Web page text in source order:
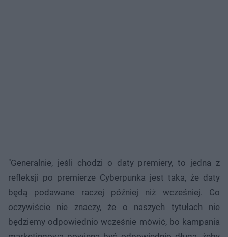
"Generalnie, jeśli chodzi o daty premiery, to jedna z
refleksji po premierze Cyberpunka jest taka, że daty
będą podawane raczej później niż wcześniej. Co
oczywiście nie znaczy, że o naszych tytułach nie
będziemy odpowiednio wcześnie mówić, bo kampania